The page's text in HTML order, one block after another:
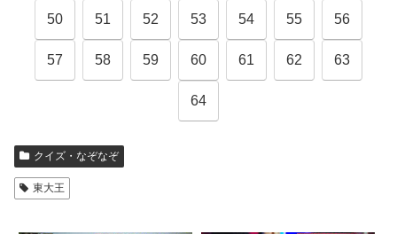
50 51 52 53 54 55 56
57 58 59 60 61 62 63
64
クイズ・なぞなぞ
東大王